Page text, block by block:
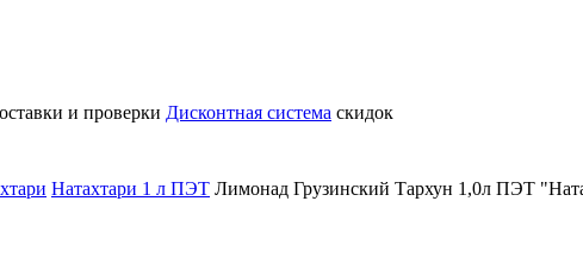
и проверки Дисконтная система скидок
Натахтари 1 л ПЭТ Лимонад Грузинский Тархун 1,0л ПЭТ